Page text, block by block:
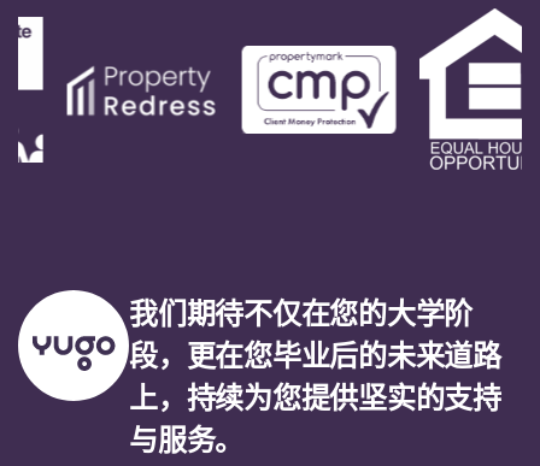
我们期待不仅在您的大学阶
段，更在您毕业后的未来道路
上，持续为您提供坚实的支持
与服务。